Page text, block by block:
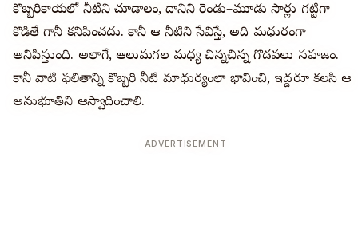
కొబ్బరికాయలో నీటిని చూడాలంటే, దానిని రెండు–మూడు సార్లు గట్టిగా
కొడితే గానీ కనిపించదు. కానీ ఆ నీటిని సేవిస్తే, అది మధురంగా
అనిపిస్తుంది. అలాగే, ఆలుమగల మధ్య చిన్నచిన్న గొడవలు సహజం.
కానీ వాటి ఫలితాన్ని కొబ్బరి నీటి మాధుర్యంలా భావించి, ఇద్దరూ కలసి ఆ
అనుభూతిని ఆస్వాదించాలి.
ADVERTISEMENT